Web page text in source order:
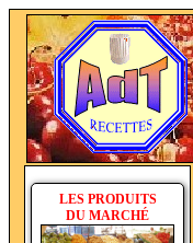
LES PRODUITS
DU MARCHÉ